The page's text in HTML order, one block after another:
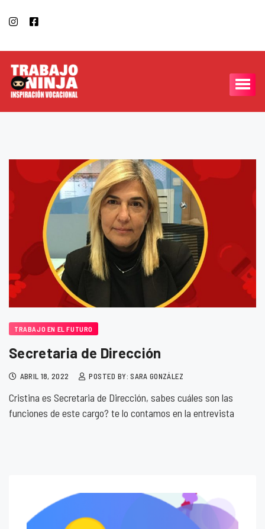
TRABAJO EN EL FUTURO
Secretaria de Dirección
ABRIL 18, 2022 POSTED BY: SARA GONZÁLEZ
Cristina es Secretaria de Dirección, sabes cuáles son las
funciones de este cargo? te lo contamos en la entrevista